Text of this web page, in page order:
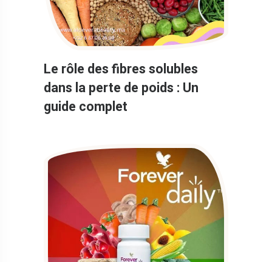
Le rôle des fibres solubles
dans la perte de poids : Un
guide complet